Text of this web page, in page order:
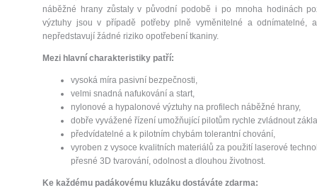
náběžné hrany zůstaly v původní podobě i po mnoha hodinách
výztuhy jsou v případě potřeby plně vyměnitelné a odnímatelné,
nepředstavují žádné riziko opotřebení tkaniny.
Mezi hlavní charakteristiky patří:
vysoká míra pasivní bezpečnosti,
velmi snadná nafukování a start,
nylonové a hypalonové výztuhy na profilech náběžné hrany,
dobře vyvážené řízení umožňující pilotům rychle zvládnout
předvídatelné a k pilotním chybám tolerantní chování,
vyroben z vysoce kvalitních materiálů za použití laserové
přesné 3D tvarování, odolnost a dlouhou životnost.
Ke každému padákovému kluzáku dostáváte zdarma: